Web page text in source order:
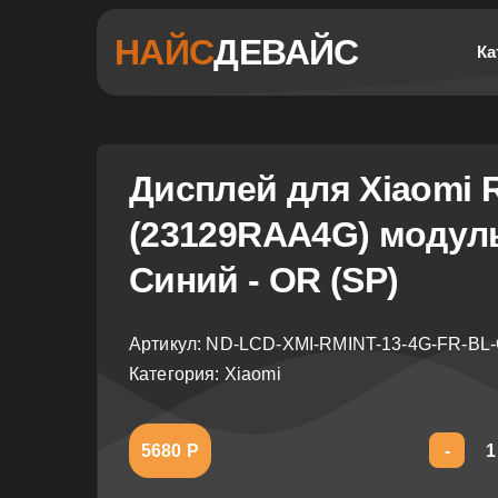
НАЙСДЕВАЙС
Дисплей для Xiaomi
(23129RAA4G)
Синий - OR (SP)
Артикул: ND-LCD-XMI-RMINT-13-4G-FR-
Категория: Xiaomi
5680 Р -